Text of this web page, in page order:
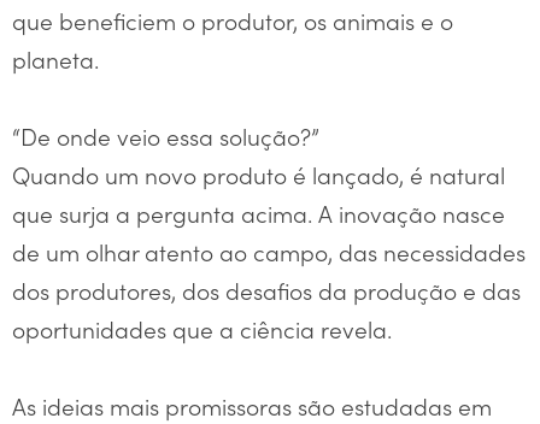
que beneficiem o produtor, os animais e o
planeta.
“De onde veio essa solução?”
Quando um novo produto é lançado, é natural
que surja a pergunta acima. A inovação nasce
de um olhar atento ao campo, das necessidades
dos produtores, dos desafios da produção e das
oportunidades que a ciência revela.
As ideias mais promissoras são estudadas em